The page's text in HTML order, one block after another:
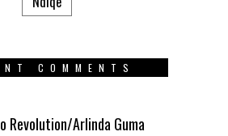
COMMENTS
Revolution/Arlinda Guma